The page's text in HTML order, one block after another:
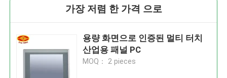
가장 저렴 한 가격 으로
용량 화면으로 인증된 멀티 터치
산업용 패널 PC
MOQ： 2 pieces